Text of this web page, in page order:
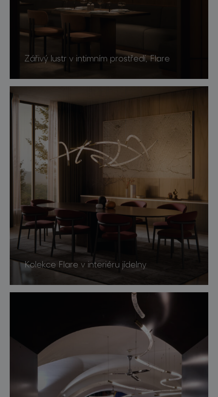
Zářivý lustr v intimním prostředí, Flare
Kolekce Flare v interiéru jídelny